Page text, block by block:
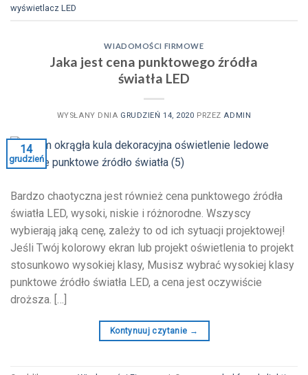
wyświetlacz LED
WIADOMOŚCI FIRMOWE
Jaka jest cena punktowego źródła
światła LED
WYSŁANY DNIA GRUDZIEŃ 14, 2020 PRZEZADMIN
14
grudzień
Bardzo chaotyczna jest również cena punktowego źródła
światła LED, wysoki, niskie i różnorodne. Wszyscy
wybierają jaką cenę, zależy to od ich sytuacji projektowej!
Jeśli Twój kolorowy ekran lub projekt oświetlenia to projekt
stosunkowo wysokiej klasy, Musisz wybrać wysokiej klasy
punktowe źródło światła LED, a cena jest oczywiście
droższa. […]
Kontynuuj czytanie →